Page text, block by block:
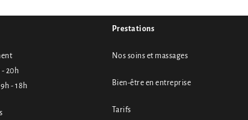
- 20h
- 18h
Prestations
Nos soins et massages
Bien-être en entreprise
Tarifs